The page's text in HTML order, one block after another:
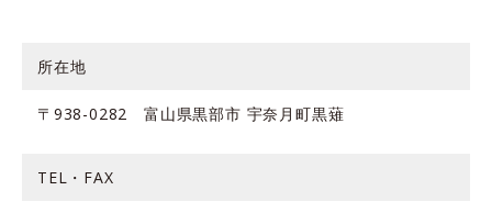
所在地
〒938-0282 富山県黒部市 宇奈月町黒薙
TEL・FAX